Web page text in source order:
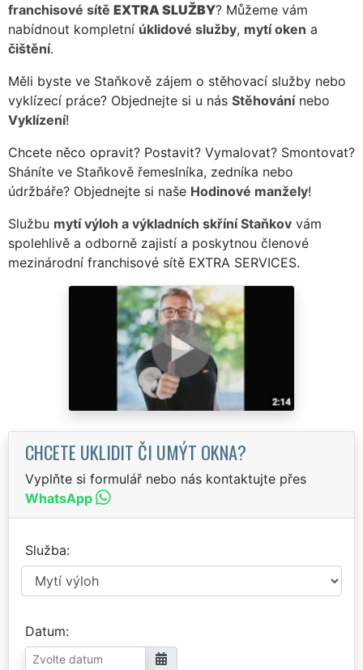
franchisové sítě EXTRA SLUŽBY? Můžeme vám
nabídnout kompletní úklidové služby, mytí oken a
čištění.
Měli byste ve Staňkově zájem o stěhovací služby nebo
vyklízecí práce? Objednejte si u nás Stěhovánínebo
Vyklízení!
Chcete něco opravit? Postavit? Vymalovat? Smontovat?
Sháníte ve Staňkově řemeslníka, zedníka nebo
údržbáře? Objednejte si naše Hodinové manžely!
Službu mytí výloh a výkladních skříní Staňkov vám
spolehlivě a odborně zajistí a poskytnou členové
mezinárodní franchisové sítě EXTRA SERVICES.
CHCETE UKLIDIT ČI UMÝT OKNA?
Vyplňte si formulář nebo nás kontaktujte přes
WhatsApp
Služba
Datum